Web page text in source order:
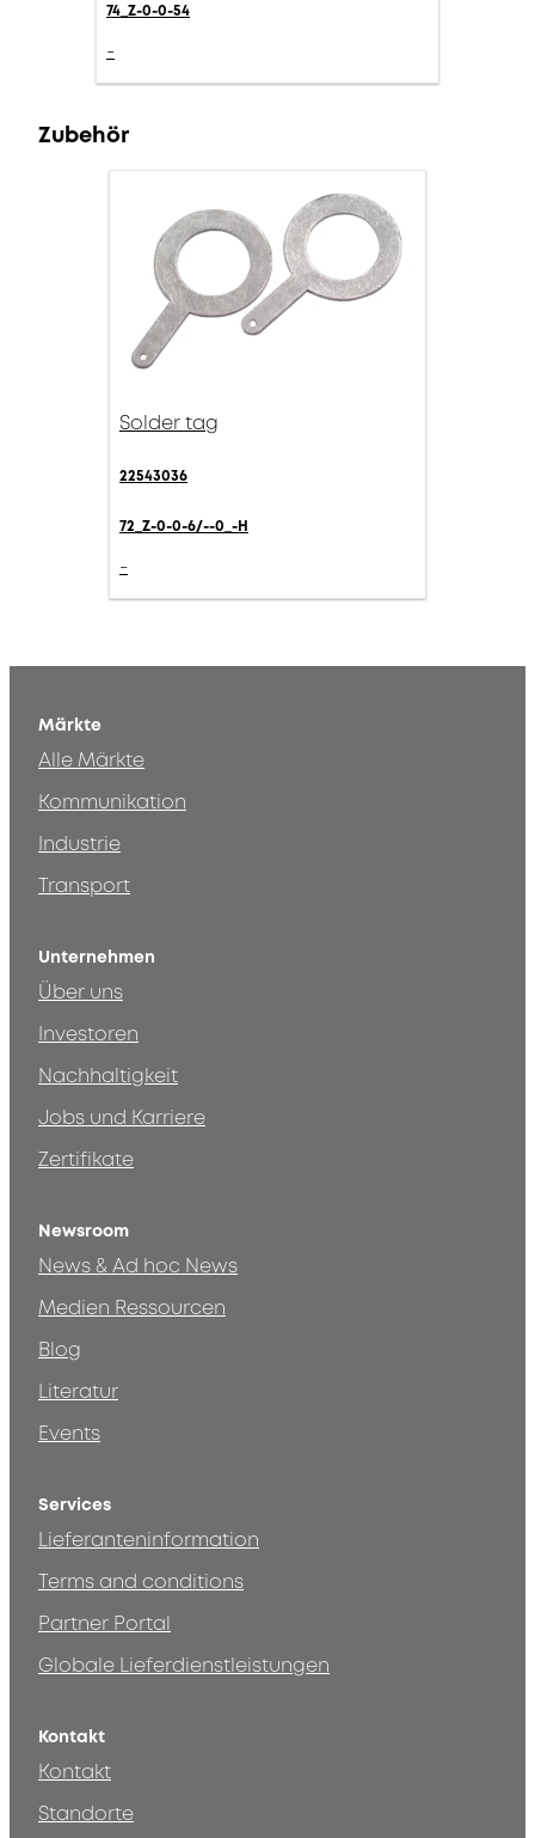
74_Z-0-0-54
-
Zubehör
Solder tag
22543036
72_Z-0-0-6/--0_-H
-
Märkte
Alle Märkte
Kommunikation
Industrie
Transport
Unternehmen
Über uns
Investoren
Nachhaltigkeit
Jobs und Karriere
Zertifikate
Newsroom
News & Ad hoc News
Medien Ressourcen
Blog
Literatur
Events
Services
Lieferanteninformation
Terms and conditions
Partner Portal
Globale Lieferdienstleistungen
Kontakt
Kontakt
Standorte